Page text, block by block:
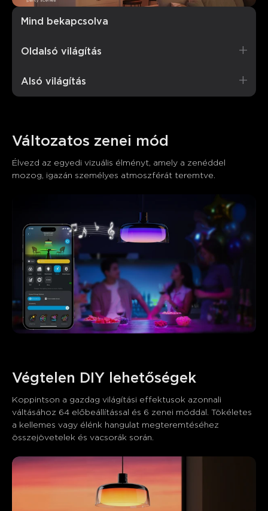
Mind bekapcsolva
Oldalsó világítás
Alsó világítás
Változatos zenei mód
Élvezd az egyedi vizuális élményt, amely a zenéddel
mozog, igazán személyes atmoszférát teremtve.
Végtelen DIY lehetőségek
Koppintson a gazdag világítási effektusok azonnali
váltásához 64 előbeállítással és 6 zenei móddal. Tökéletes
a kellemes vagy élénk hangulat megteremtéséhez
összejövetelek és vacsorák során.